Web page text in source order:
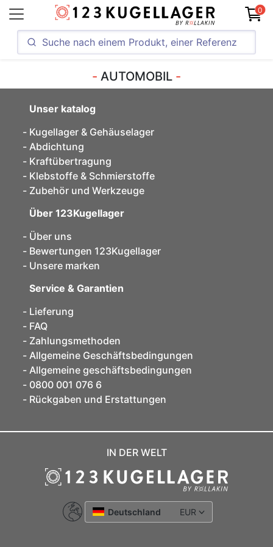
0
AUTOMOBIL
Unser katalog
Kugellager & Gehäuselager
Abdichtung
Kraftübertragung
Klebstoffe & Schmierstoffe
Zubehör und Werkzeuge
Über 123Kugellager
Über uns
Bewertungen 123Kugellager
Unsere marken
Service & Garantien
Lieferung
FAQ
Zahlungsmethoden
Allgemeine Geschäftsbedingungen
Allgemeine geschäftsbedingungen
0800 001 076 6
Rückgaben und Erstattungen
IN DER WELT
Deutschland EUR